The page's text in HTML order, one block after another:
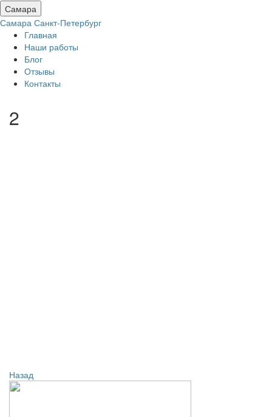
Самара
Самара Санкт-Петербург
Главная
Наши работы
Блог
Отзывы
Контакты
2
Назад